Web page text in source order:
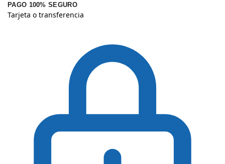
PAGO 100% SEGURO
Tarjeta o transferencia